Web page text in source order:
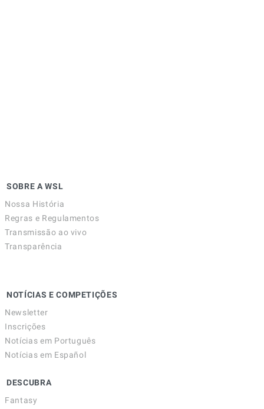
SOBRE A WSL
Nossa História
Regras e Regulamentos
Transmissão ao vivo
Transparência
NOTÍCIAS E COMPETIÇÕES
Newsletter
Inscrições
Notícias em Português
Notícias em Español
DESCUBRA
Fantasy